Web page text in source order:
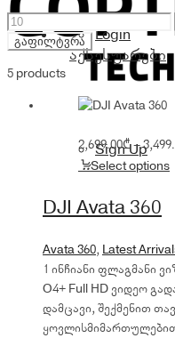
Login
Sign Up
აქსესუარები
მინიმალური
ფასი
გაფილტვრა
5 products
2,699.00₾–
Select options
DJI Avata 360
Avata 360, Latest
1 ინჩიანი ფლაგმანი
O4+ Full HD ვიდეო
დამცავი, შექმენით